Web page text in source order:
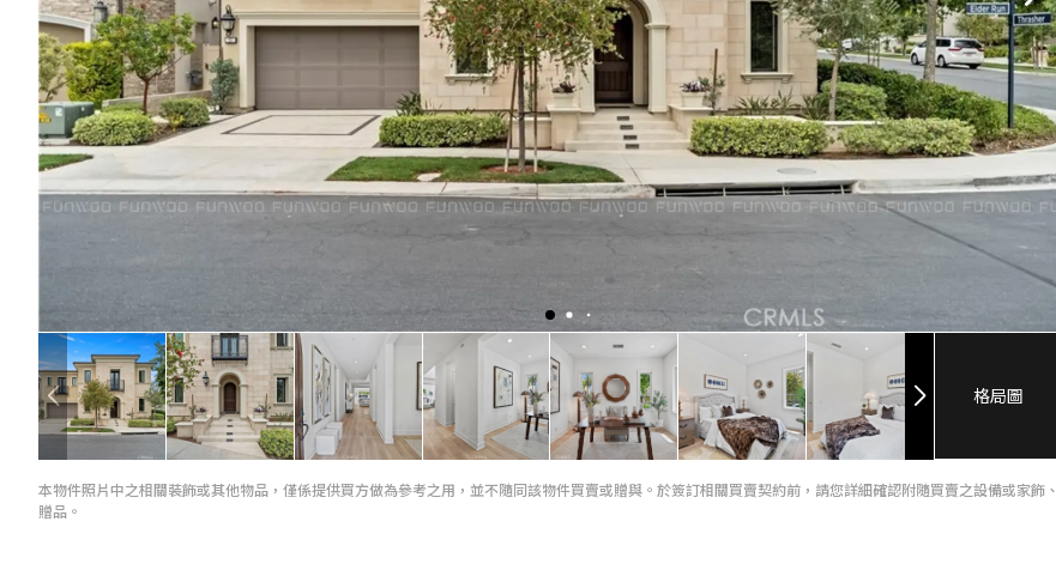
格局圖
本物件照片中之相關裝飾或其他物品，僅係提供買方做為參考之用，並不隨同該物件買賣或贈與。於簽訂相關買賣契約前，請您詳細確認附隨買賣之設備或家飾、
贈品。